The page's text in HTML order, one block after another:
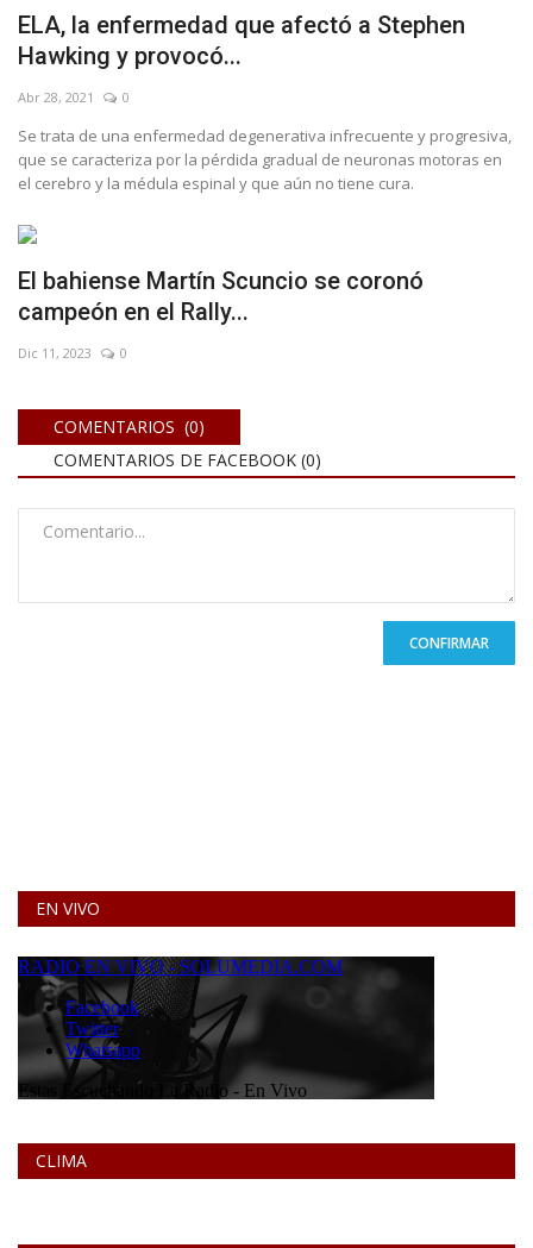
ELA, la enfermedad que afectó a Stephen
Hawking y provocó...
Abr 28, 2021 0
Se trata de una enfermedad degenerativa infrecuente y progresiva,
que se caracteriza por la pérdida gradual de neuronas motoras en
el cerebro y la médula espinal y que aún no tiene cura.
El bahiense Martín Scuncio se coronó
campeón en el Rally...
Dic 11, 2023 0
COMENTARIOS (0)
COMENTARIOS DE FACEBOOK (0)
CONFIRMAR
EN VIVO
CLIMA